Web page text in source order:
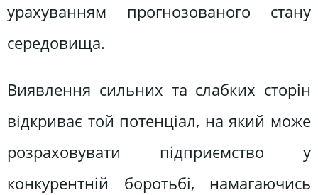
урахуванням прогнозованого стану
середовища.
Виявлення сильних та слабких сторін
відкриває той потенціал, на який може
розраховувати підприємство у
конкурентній боротьбі, намагаючись